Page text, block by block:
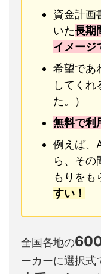
資金計画
いた長期
イメージ
希望であ
してくれ
た。）
無料で利
例えば、
ら、その
もりをも
すい！
全国各地の
ーカーに選択式